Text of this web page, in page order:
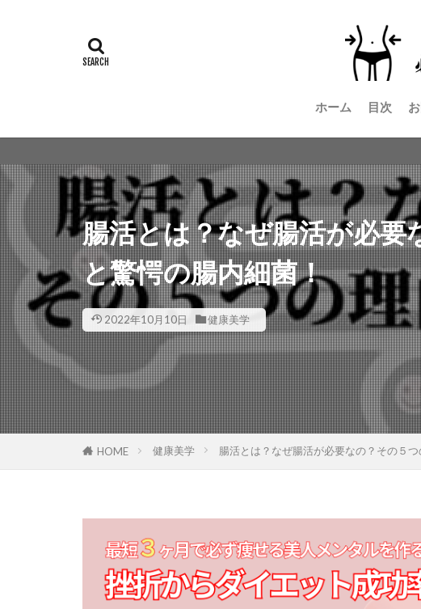
ホーム 目次
必
腸活とは？なぜ腸活が必要
と驚愕の腸内細菌！
2022年10月10日 健康美学
HOME 健康美学 腸活とは？なぜ腸活が必要なの？その５つ